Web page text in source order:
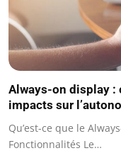
Always-on display :
impacts sur
Qu’est-ce que le
Fonctionnalités Le…